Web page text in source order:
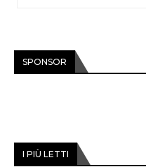
SPONSOR
I PIÙ LETTI